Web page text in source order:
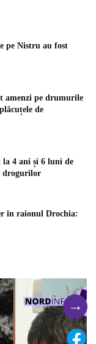
pe Nistru au fost
pe drumurile
de
4 ani și 6 luni de
drogurilor
în raionul Drochia:
→